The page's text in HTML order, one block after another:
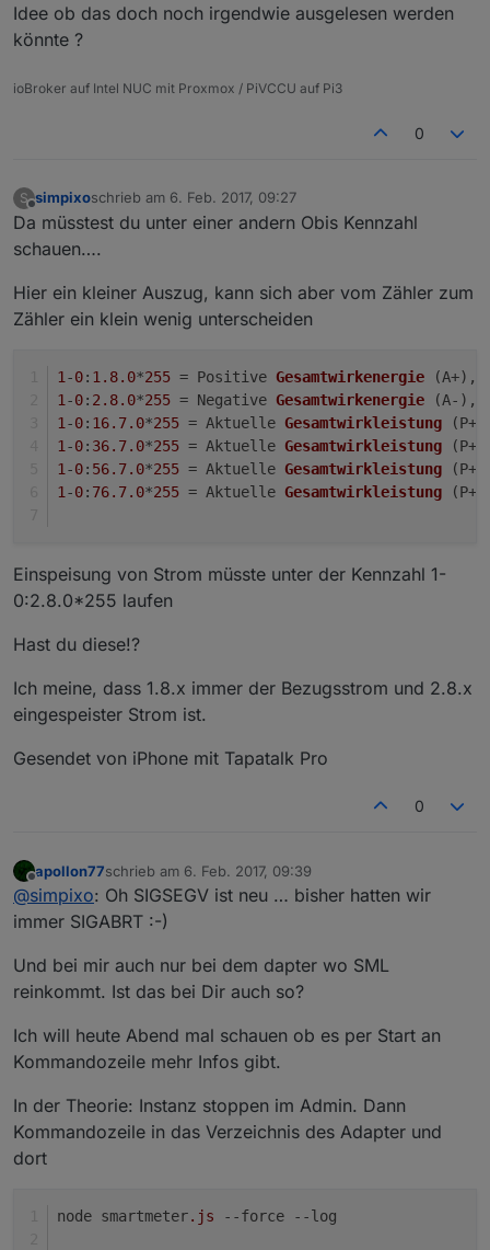
Idee ob das doch noch irgendwie ausgelesen werden
könnte ?
ioBroker auf Intel NUC mit Proxmox / PiVCCU auf Pi3
0
S
Offline
simpixoschrieb am 6. Feb. 2017, 09:27
zuletzt editiert von
Da müsstest du unter einer andern Obis Kennzahl
schauen….
Hier ein kleiner Auszug, kann sich aber vom Zähler zum
Zähler ein klein wenig unterscheiden
1 -0: 1.8.0*255 = Positive Gesamtwirkenergie (A+) ,
1 -0: 2.8.0*255 = Negative Gesamtwirkenergie (A-) ,
1 -0: 16.7.0*255 = Aktuelle Gesamtwirkleistung
(P+
1 -0: 36.7.0*255 = Aktuelle Gesamtwirkleistung
(P+
1 -0: 56.7.0*255 = Aktuelle Gesamtwirkleistung
(P+
1 -0: 76.7.0*255 = Aktuelle Gesamtwirkleistung (P+
Einspeisung von Strom müsste unter der Kennzahl 1-
0:2.8.0*255 laufen
Hast du diese!?
Ich meine, dass 1.8.x immer der Bezugsstrom und 2.8.x
eingespeister Strom ist.
Gesendet von iPhone mit Tapatalk Pro
0
Offline
apollon77schrieb am 6. Feb. 2017, 09:39
zuletzt editiert von
@simpixo: Oh SIGSEGV ist neu … bisher hatten wir
immer SIGABRT :-)
Und bei mir auch nur bei dem dapter wo SML
reinkommt. Ist das bei Dir auch so?
Ich will heute Abend mal schauen ob es per Start an
Kommandozeile mehr Infos gibt.
In der Theorie: Instanz stoppen im Admin. Dann
Kommandozeile in das Verzeichnis des Adapter und
dort
node smartmeter.js --force --log